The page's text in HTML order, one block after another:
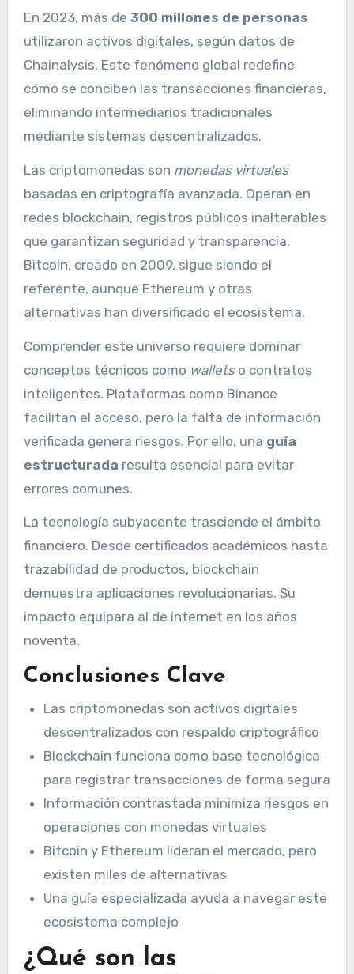
En 2023, más de 300 millones de personas
utilizaron activos digitales, según datos de
Chainalysis. Este fenómeno global redefine
cómo se conciben las transacciones financieras,
eliminando intermediarios tradicionales
mediante sistemas descentralizados.
Las criptomonedas son monedas virtuales
basadas en criptografía avanzada. Operan en
redes blockchain, registros públicos inalterables
que garantizan seguridad y transparencia.
Bitcoin, creado en 2009, sigue siendo el
referente, aunque Ethereum y otras
alternativas han diversificado el ecosistema.
Comprender este universo requiere dominar
conceptos técnicos como walletso contratos
inteligentes. Plataformas como Binance
facilitan el acceso, pero la falta de información
verificada genera riesgos. Por ello, una guía
estructurada resulta esencial para evitar
errores comunes.
La tecnología subyacente trasciende el ámbito
financiero. Desde certificados académicos hasta
trazabilidad de productos, blockchain
demuestra aplicaciones revolucionarias. Su
impacto equipara al de internet en los años
noventa.
Conclusiones Clave
Las criptomonedas son activos digitales
descentralizados con respaldo criptográfico
Blockchain funciona como base tecnológica
para registrar transacciones de forma segura
Información contrastada minimiza riesgos en
operaciones con monedas virtuales
Bitcoin y Ethereum lideran el mercado, pero
existen miles de alternativas
Una guía especializada ayuda a navegar este
ecosistema complejo
¿Qué son las